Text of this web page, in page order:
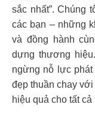
sắc nhất”. Chúng
các bạn – những
và đồng hành
dựng thương
ngừng nỗ lực
đẹp thuần chay
hiệu quả cho tất